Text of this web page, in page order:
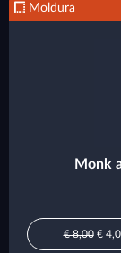
Moldura
Monk
€ 8,00€